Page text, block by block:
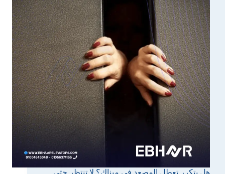
هل يتكرر تعطل المصعد في مبناك؟ لا تنتظر حتى